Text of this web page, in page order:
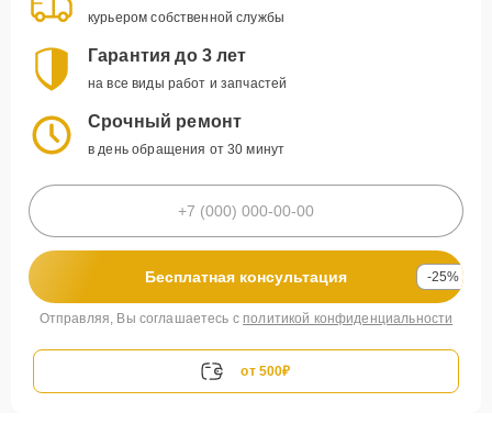
курьером собственной службы
Гарантия до 3 лет
на все виды работ и запчастей
Срочный ремонт
в день обращения от 30 минут
Бесплатная консультация -25%
Отправляя, Вы соглашаетесь с политикой конфиденциальности
от 500₽